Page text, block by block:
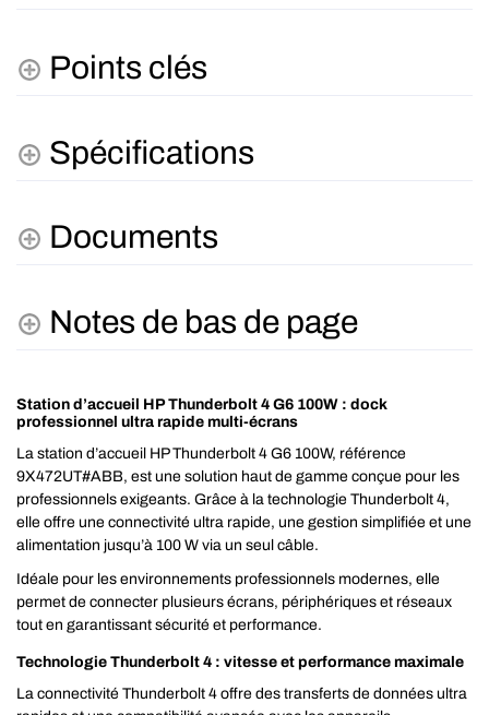
Points clés
Spécifications
Documents
Notes de bas de page
Station d’accueil HP Thunderbolt 4 G6 100W : dock
professionnel ultra rapide multi-écrans
La station d’accueil HP Thunderbolt 4 G6 100W, référence
9X472UT#ABB, est une solution haut de gamme conçue pour les
professionnels exigeants. Grâce à la technologie Thunderbolt 4,
elle offre une connectivité ultra rapide, une gestion simplifiée et une
alimentation jusqu’à 100 W via un seul câble.
Idéale pour les environnements professionnels modernes, elle
permet de connecter plusieurs écrans, périphériques et réseaux
tout en garantissant sécurité et performance.
Technologie Thunderbolt 4 : vitesse et performance maximale
La connectivité Thunderbolt 4 offre des transferts de données ultra